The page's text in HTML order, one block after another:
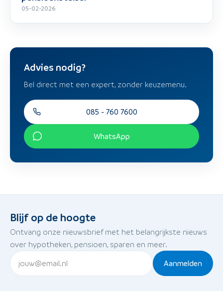
05-02-2026
Advies nodig?
Bel direct met een expert, zonder keuzemenu.
085 - 760 7600
WhatsApp
Blijf op de hoogte
Ontvang onze nieuwsbrief met het belangrijkste nieuws
over hypotheken, pensioen, sparen en meer.
Aanmelden